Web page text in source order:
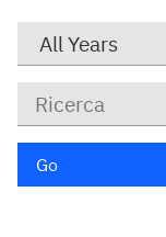
chiave
Go